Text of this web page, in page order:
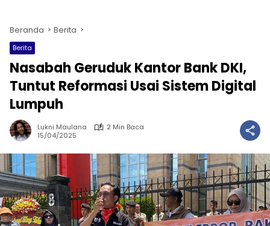
Beranda Berita
Berita
Nasabah Geruduk Kantor Bank DKI,
Tuntut Reformasi Usai Sistem Digital
Lumpuh
Lukni Maulana
2 Min Baca
15/04/2025